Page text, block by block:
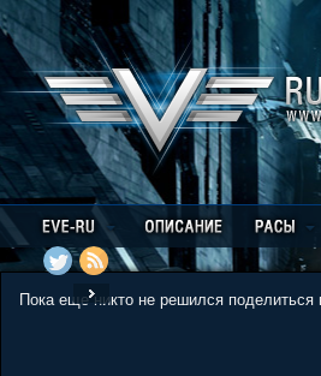
Пока еще никто не решился